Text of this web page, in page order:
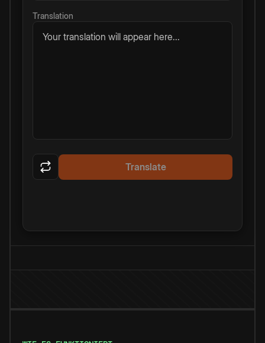
Translation
Your translation will appear here...
Translate